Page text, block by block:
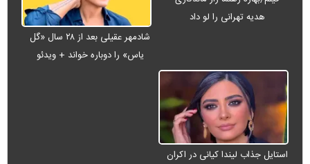
هدیه تهرانی را لو داد
شادمهر عقیلی بعد از ۲۸ سال «گل
یاس» را دوباره خواند + ویدئو
استایل جذاب لیندا کیانی در اکران